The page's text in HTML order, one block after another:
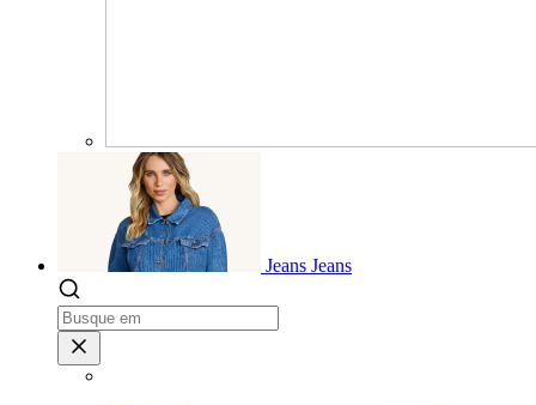
Jeans Jeans